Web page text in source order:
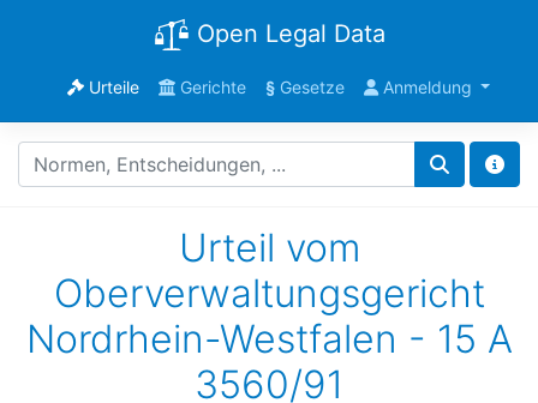
Open Legal Data
Urteile Gerichte §Gesetze Anmeldung
Urteil vom
Oberverwaltungsgericht
Nordrhein-Westfalen - 15 A
3560/91